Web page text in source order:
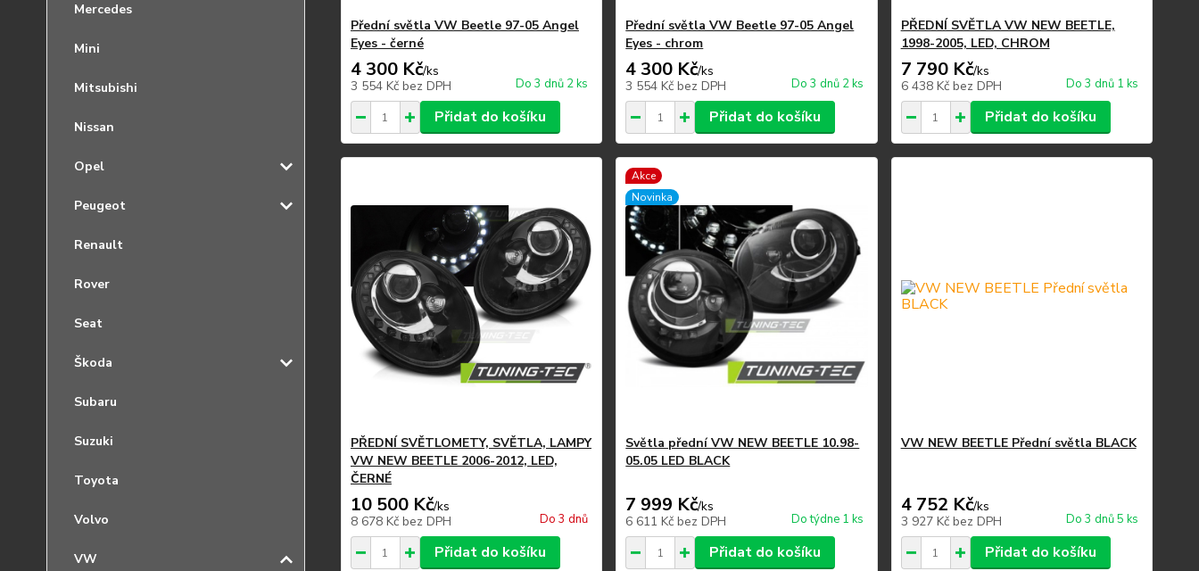
Mercedes
Mini
Mitsubishi
Nissan
Opel
Peugeot
Renault
Rover
Seat
Škoda
Subaru
Suzuki
Toyota
Volvo
VW
Přední světla VW Beetle 97-05 Angel
Eyes - černé
4 300 Kč/ks
3 554 Kč bez DPH Do 3 dnů 2 ks
Přidat do košíku
Přední světla VW Beetle 97-05 Angel
Eyes - chrom
4 300 Kč/ks
3 554 Kčbez DPH Do 3 dnů 2 ks
Přidat do košíku
PŘEDNÍ SVĚTLA VW NEW BEETLE,
1998-2005, LED, CHROM
7 790 Kč/ks
6 438 Kč bez DPH Do 3 dnů 1 ks
Přidat do košíku
PŘEDNÍ SVĚTLOMETY, SVĚTLA, LAMPY
VW NEW BEETLE 2006-2012, LED,
ČERNÉ
10 500 Kč/ks
8 678 Kč bez DPH Do 3 dnů
Přidat do košíku
Akce
Novinka
Světla přední VW NEW BEETLE 10.98-
05.05 LED BLACK
7 999 Kč/ks
6 611 Kčbez DPH Do týdne 1 ks
Přidat do košíku
VW NEW BEETLE Přední světla BLACK
4 752 Kč/ks
3 927 Kč bez DPH Do 3 dnů 5 ks
Přidat do košíku